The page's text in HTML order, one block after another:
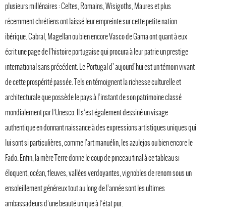
plusieurs millénaires : Celtes, Romains, Wisigoths, Maures et plus
récemment chrétiens ont laissé leur empreinte sur cette petite nation
ibérique. Cabral, Magellan ou bien encore Vasco de Gama ont quant à eux
écrit une page de l’histoire portugaise qui procura à leur patrie un prestige
international sans précédent. Le Portugal d’ aujourd’hui est un témoin vivant
de cette prospérité passée. Tels en témoignent la richesse culturelle et
architecturale que possède le pays à l’instant de son patrimoine classé
mondialement par l’Unesco. Il s’est également dessiné un visage
authentique en donnant naissance à des expressions artistiques uniques qui
lui sont si particulières, comme l’art manuélin, les azulejos ou bien encore le
Fado. Enfin, la mère Terre donne le coup de pinceau final à ce tableau si
éloquent, océan, fleuves, vallées verdoyantes, vignobles de renom sous un
ensoleillement généreux tout au long de l’année sont les ultimes
ambassadeurs d’une beauté unique à l’état pur.